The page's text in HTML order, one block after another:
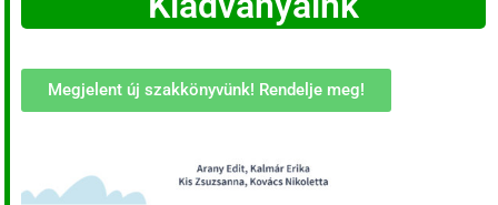
Megjelent új szakkönyvünk! Rendelje meg!